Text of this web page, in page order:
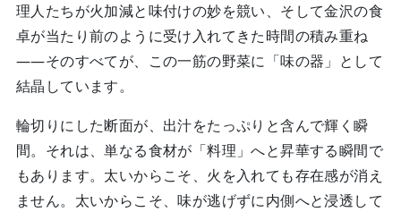
理人たちが火加減と味付けの妙を競い、そして金沢の食
卓が当たり前のように受け入れてきた時間の積み重ね
——そのすべてが、この一筋の野菜に「味の器」として
結晶しています。
輪切りにした断面が、出汁をたっぷりと含んで輝く瞬
間。それは、単なる食材が「料理」へと昇華する瞬間で
もあります。太いからこそ、火を入れても存在感が消え
ません。太いからこそ、味が逃げずに内側へと浸透して